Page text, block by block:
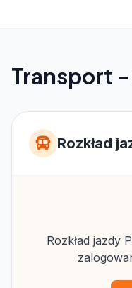
Transport
Rozkład
Rozkład jazdy